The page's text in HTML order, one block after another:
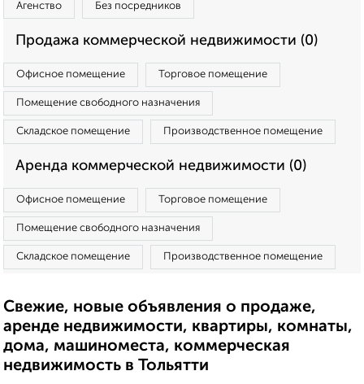
Агенство Без посредников
Продажа коммерческой недвижимости (0)
Офисное помещение Торговое помещение
Помещение свободного назначения
Складское помещение Производственное помещение
Аренда коммерческой недвижимости (0)
Офисное помещение Торговое помещение
Помещение свободного назначения
Складское помещение Производственное помещение
Свежие, новые объявления о продаже,
аренде недвижимости, квартиры, комнаты,
дома, машиноместа, коммерческая
недвижимость в Тольятти